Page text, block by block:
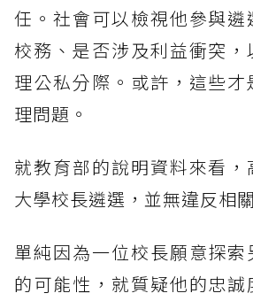
任。社會可以檢視他參與
校務、是否涉及利益衝突
理公私分際。或許，這些
理問題。
就教育部的說明資料來看
大學校長遴選，並無違反相
單純因為一位校長願意探
的可能性，就質疑他的忠